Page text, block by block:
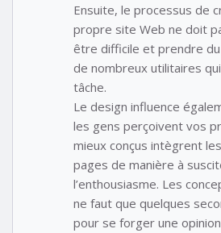
Ensuite, le processus de
propre site Web ne doit
être difficile et prendre
de nombreux utilitaires
tâche.
Le design influence
les gens perçoivent vos
mieux conçus intègrent
pages de manière à
l’enthousiasme. Les
ne faut que quelques
pour se forger une opinion